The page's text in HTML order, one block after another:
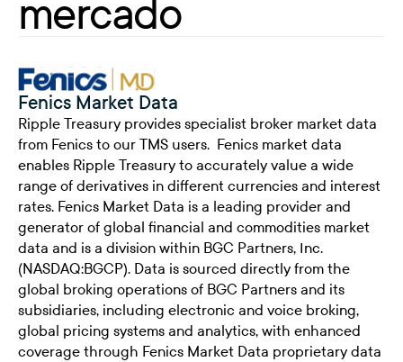
mercado
Fenics Market Data
Ripple Treasury provides specialist broker market data
from Fenics to our TMS users. Fenics market data
enables Ripple Treasury to accurately value a wide
range of derivatives in different currencies and interest
rates. Fenics Market Data is a leading provider and
generator of global financial and commodities market
data and is a division within BGC Partners, Inc.
(NASDAQ:BGCP). Data is sourced directly from the
global broking operations of BGC Partners and its
subsidiaries, including electronic and voice broking,
global pricing systems and analytics, with enhanced
coverage through Fenics Market Data proprietary data